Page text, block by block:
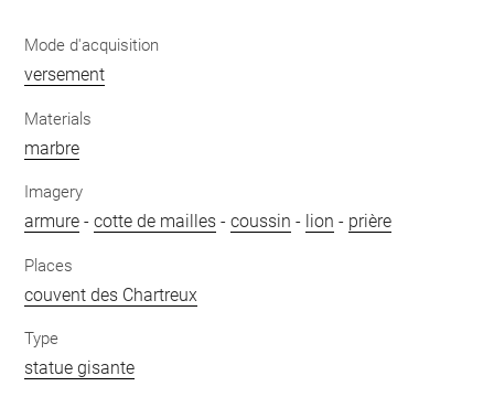
Mode d'acquisition
versement
Materials
marbre
Imagery
armure -cotte de mailles -coussin - lion - prière
Places
couvent des Chartreux
Type
statue gisante